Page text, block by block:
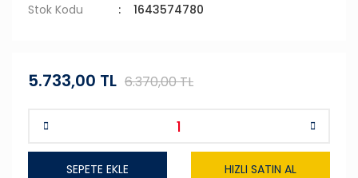
Stok Kodu
1643574780
5.733,00 TL 6.370,00 TL
SEPETE EKLE HIZLI SATIN AL